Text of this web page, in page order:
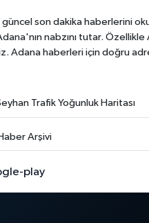
son dakika haberlerini
nabzını tutar.
Adana haberleri için doğru
Trafik Yoğunluk Haritası
Arşivi